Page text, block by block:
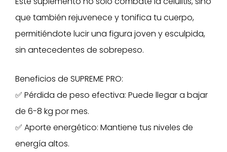
que también rejuvenece y tonifica tu cuerpo,
permitiéndote lucir una figura joven y esculpida,
sin antecedentes de sobrepeso.
Beneficios de SUPREME PRO:
✅ Pérdida de peso efectiva: Puede llegar a bajar
de 6-8 kg por mes.
✅ Aporte energético: Mantiene tus niveles de
energía altos.